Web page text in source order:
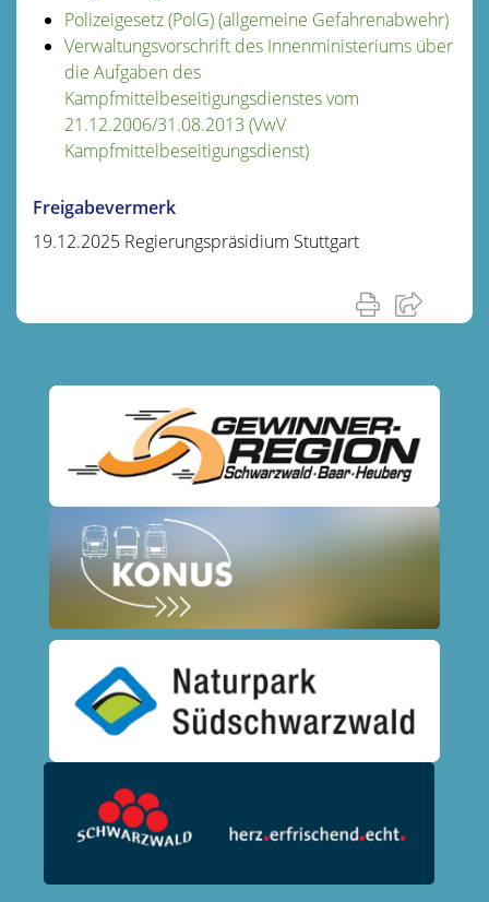
Polizeigesetz (PolG) (allgemeine Gefahrenabwehr)
Verwaltungsvorschrift des Innenministeriums über
die Aufgaben des
Kampfmittelbeseitigungsdienstes vom
21.12.2006/31.08.2013 (VwV
Kampfmittelbeseitigungsdienst)
Freigabevermerk
19.12.2025 Regierungspräsidium Stuttgart